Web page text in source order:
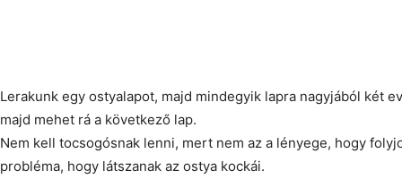
Lerakunk egy ostyalapot, majd mindegyik lapra nagyjából két
majd mehet rá a következő lap.
Nem kell tocsogósnak lenni, mert nem az a lényege, hogy
probléma, hogy látszanak az ostya kockái.